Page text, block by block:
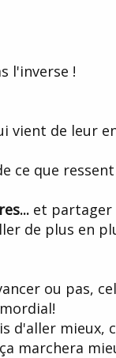
pnl ou l'hypnose ) et
pas que ce "truc"
Et est-ce que une
ça me fatigue
en plus, comme des
la synchronisation ),
( et comme le
n'existe pas,
a un bon rapport, sait
les génies
l'inverse !
vient de leur
ce que ressent
et partager
de plus en
ou pas,
d'aller mieux,
marchera